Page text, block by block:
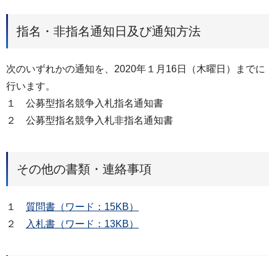
指名・非指名通知日及び通知方法
次のいずれかの通知を、2020年１月16日（木曜日）までに
行います。
１ 公募型指名競争入札指名通知書
２ 公募型指名競争入札非指名通知書
その他の書類・連絡事項
１ 質問書（ワード：15KB）
２
入札書（ワード：13KB）